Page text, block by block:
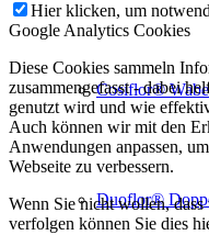
Cosiflor®
Duoflor®
Hier klicken, um
Google Analytics Cookies
Diese Cookies sammeln
zusammengefasst - dabei
genutzt wird und wie
Auch können wir mit den
Anwendungen anpassen,
Webseite zu verbessern.
Wenn Sie nicht wollen,
verfolgen können Sie dies